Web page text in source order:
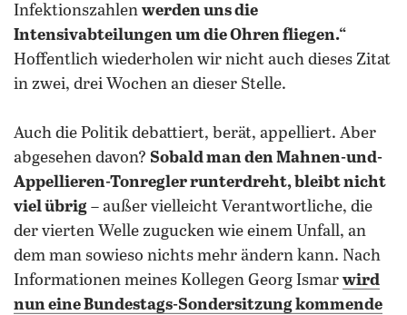
Infektionszahlen werden uns die
Intensivabteilungen um die Ohren fliegen.“
Hoffentlich wiederholen wir nicht auch dieses Zitat
in zwei, drei Wochen an dieser Stelle.
Auch die Politik debattiert, berät, appelliert. Aber
abgesehen davon? Sobald man den Mahnen-und-
Appellieren-Tonregler runterdreht, bleibt nicht
viel übrig – außer vielleicht Verantwortliche, die
der vierten Welle zugucken wie einem Unfall, an
dem man sowieso nichts mehr ändern kann. Nach
Informationen meines Kollegen Georg Ismar wird
nun eine Bundestags-Sondersitzung kommende